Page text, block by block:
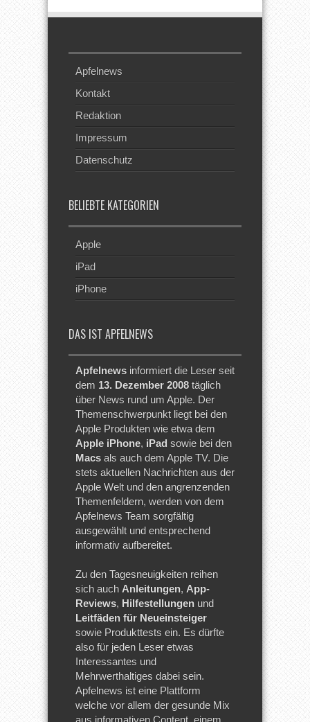
Apfelnews
Kontakt
Redaktion
Impressum
Datenschutz
BELIEBTE KATEGORIEN
Apple
iPad
iPhone
DAS IST APFELNEWS
Apfelnews informiert die Leser seit
dem 13. Dezember 2008 täglich
über News rund um Apple. Der
Themenschwerpunkt liegt bei den
Apple Produkten wie etwa dem
Apple iPhone, iPad sowie bei den
Macs als auch dem Apple TV. Die
stets aktuellen Nachrichten aus der
Apple Welt und den angrenzenden
Themenfeldern, werden von dem
Apfelnews Team sorgfältig
ausgewählt und entsprechend
informativ aufbereitet.
Zu den Tagesneuigkeiten reihen
sich auch Anleitungen, App-
Reviews, Hilfestellungen und
Leitfäden für Neueinsteiger
sowie Produkttests ein. Es dürfte
also für jeden Leser etwas
Interessantes und
Mehrwerthaltiges dabei sein.
Apfelnews ist eine Plattform
welche vor allem der gesunde Mix
aus informativen Content, einem